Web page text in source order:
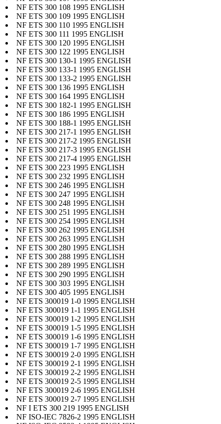
NF ETS 300 108 1995 ENGLISH
NF ETS 300 109 1995 ENGLISH
NF ETS 300 110 1995 ENGLISH
NF ETS 300 111 1995 ENGLISH
NF ETS 300 120 1995 ENGLISH
NF ETS 300 122 1995 ENGLISH
NF ETS 300 130-1 1995 ENGLISH
NF ETS 300 133-1 1995 ENGLISH
NF ETS 300 133-2 1995 ENGLISH
NF ETS 300 136 1995 ENGLISH
NF ETS 300 164 1995 ENGLISH
NF ETS 300 182-1 1995 ENGLISH
NF ETS 300 186 1995 ENGLISH
NF ETS 300 188-1 1995 ENGLISH
NF ETS 300 217-1 1995 ENGLISH
NF ETS 300 217-2 1995 ENGLISH
NF ETS 300 217-3 1995 ENGLISH
NF ETS 300 217-4 1995 ENGLISH
NF ETS 300 223 1995 ENGLISH
NF ETS 300 232 1995 ENGLISH
NF ETS 300 246 1995 ENGLISH
NF ETS 300 247 1995 ENGLISH
NF ETS 300 248 1995 ENGLISH
NF ETS 300 251 1995 ENGLISH
NF ETS 300 254 1995 ENGLISH
NF ETS 300 262 1995 ENGLISH
NF ETS 300 263 1995 ENGLISH
NF ETS 300 280 1995 ENGLISH
NF ETS 300 288 1995 ENGLISH
NF ETS 300 289 1995 ENGLISH
NF ETS 300 290 1995 ENGLISH
NF ETS 300 303 1995 ENGLISH
NF ETS 300 405 1995 ENGLISH
NF ETS 300019 1-0 1995 ENGLISH
NF ETS 300019 1-1 1995 ENGLISH
NF ETS 300019 1-2 1995 ENGLISH
NF ETS 300019 1-5 1995 ENGLISH
NF ETS 300019 1-6 1995 ENGLISH
NF ETS 300019 1-7 1995 ENGLISH
NF ETS 300019 2-0 1995 ENGLISH
NF ETS 300019 2-1 1995 ENGLISH
NF ETS 300019 2-2 1995 ENGLISH
NF ETS 300019 2-5 1995 ENGLISH
NF ETS 300019 2-6 1995 ENGLISH
NF ETS 300019 2-7 1995 ENGLISH
NF I ETS 300 219 1995 ENGLISH
NF ISO-IEC 7826-2 1995 ENGLISH